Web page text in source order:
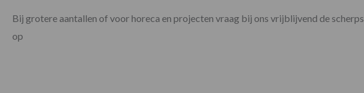
Bij grotere aantallen of voor horeca en projecten vraag bij ons vrijblijvend de
op